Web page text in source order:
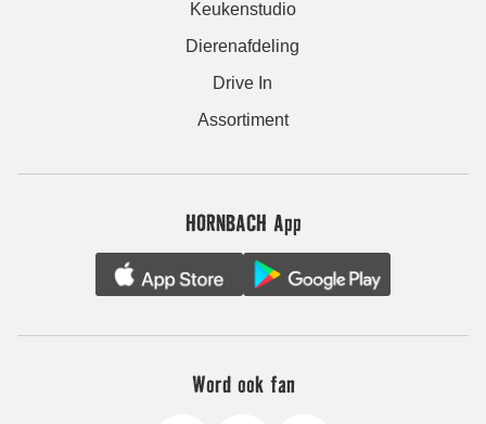
Keukenstudio
Dierenafdeling
Drive In
Assortiment
HORNBACH App
Word ook fan